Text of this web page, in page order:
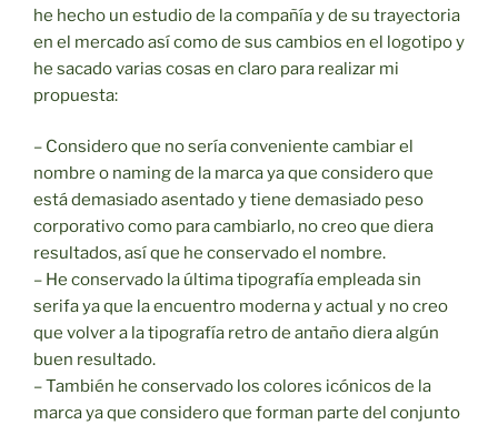
he hecho un estudio de la compañía y de su trayectoria
en el mercado así como de sus cambios en el logotipo y
he sacado varias cosas en claro para realizar mi
propuesta:
– Considero que no sería conveniente cambiar el
nombre o naming de la marca ya que considero que
está demasiado asentado y tiene demasiado peso
corporativo como para cambiarlo, no creo que diera
resultados, así que he conservado el nombre.
– He conservado la última tipografía empleada sin
serifa ya que la encuentro moderna y actual y no creo
que volver a la tipografía retro de antaño diera algún
buen resultado.
– También he conservado los colores icónicos de la
marca ya que considero que forman parte del conjunto